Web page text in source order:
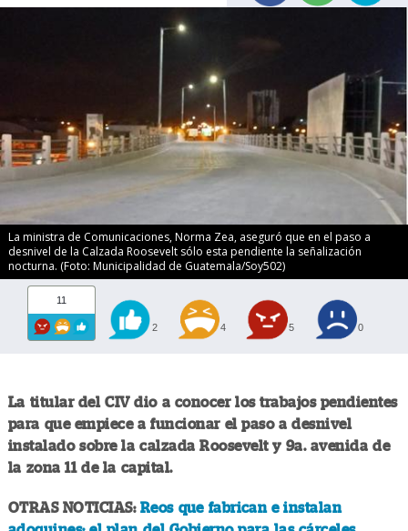
La ministra de Comunicaciones, Norma Zea, aseguró que en el paso a
desnivel de la Calzada Roosevelt sólo esta pendiente la señalización
nocturna. (Foto: Municipalidad de Guatemala/Soy502)
11
2 4 5 0
La titular del CIV dio a conocer los trabajos pendientes
para que empiece a funcionar el paso a desnivel
instalado sobre la calzada Roosevelt y 9a. avenida de
la zona 11 de la capital.
OTRAS NOTICIAS: Reos que fabrican e instalan